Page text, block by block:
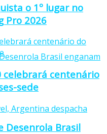
Desenrola Brasil
o 1º lugar no
Pro 2026
celebrará centenário
sede